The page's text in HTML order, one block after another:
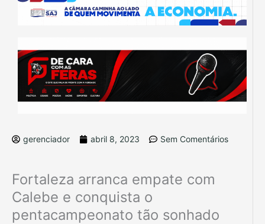
gerenciador abril 8, 2023 Sem Comentários
Fortaleza arranca empate com
Calebe e conquista o
pentacampeonato tão sonhado